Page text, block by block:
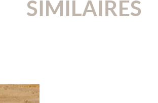
SIMILAIRES